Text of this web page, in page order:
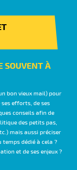
SOUVENT À
bon vieux mail) pour
efforts, de ses
conseils afin de
des petits pas,
mais aussi préciser
dédié à cela ?
et de ses enjeux ?